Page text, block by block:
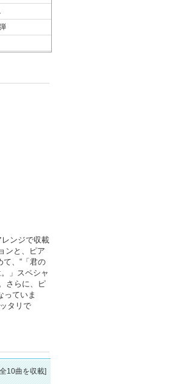
ンジで収載
ンと、ピア
、“「君の
」スペシャ
さらに、ピ
っていま
タリで
10曲を収載]